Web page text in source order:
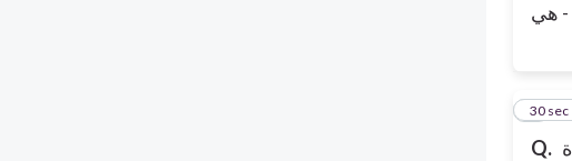
- هي
Q.
3
30 sec